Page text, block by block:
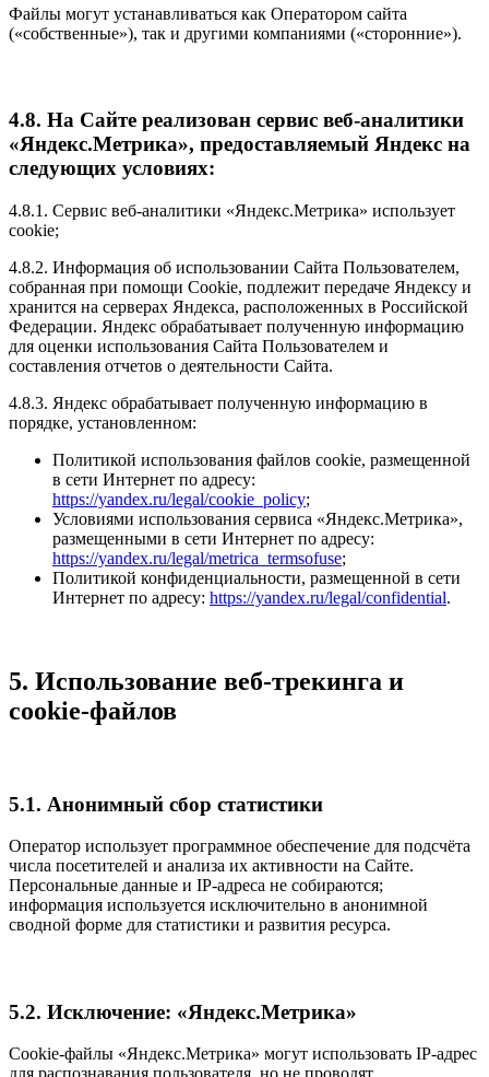
Файлы могут устанавливаться как Оператором сайта
(«собственные»), так и другими компаниями («сторонние»).
4.8. На Сайте реализован сервис веб-аналитики
«Яндекс.Метрика», предоставляемый Яндекс на
следующих условиях:
4.8.1. Сервис веб-аналитики «Яндекс.Метрика» использует
cookie;
4.8.2. Информация об использовании Сайта Пользователем,
собранная при помощи Cookie, подлежит передаче Яндексу и
хранится на серверах Яндекса, расположенных в Российской
Федерации. Яндекс обрабатывает полученную информацию
для оценки использования Сайта Пользователем и
составления отчетов о деятельности Сайта.
4.8.3. Яндекс обрабатывает полученную информацию в
порядке, установленном:
Политикой использования файлов cookie, размещенной
в сети Интернет по адресу:
https://yandex.ru/legal/cookie_policy;
Условиями использования сервиса «Яндекс.Метрика»,
размещенными в сети Интернет по адресу:
https://yandex.ru/legal/metrica_termsofuse;
Политикой конфиденциальности, размещенной в сети
Интернет по адресу: https://yandex.ru/legal/confidential.
5. Использование веб-трекинга и
cookie-файлов
5.1. Анонимный сбор статистики
Оператор использует программное обеспечение для подсчёта
числа посетителей и анализа их активности на Сайте.
Персональные данные и IP-адреса не собираются;
информация используется исключительно в анонимной
сводной форме для статистики и развития ресурса.
5.2. Исключение: «Яндекс.Метрика»
Cookie-файлы «Яндекс.Метрика» могут использовать IP-адрес